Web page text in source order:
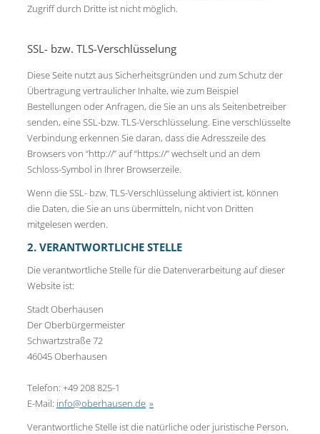
Zugriff durch Dritte ist nicht möglich.
SSL- bzw. TLS-Verschlüsselung
Diese Seite nutzt aus Sicherheitsgründen und zum Schutz der
Übertragung vertraulicher Inhalte, wie zum Beispiel
Bestellungen oder Anfragen, die Sie an uns als Seitenbetreiber
senden, eine SSL-bzw. TLS-Verschlüsselung. Eine verschlüsselte
Verbindung erkennen Sie daran, dass die Adresszeile des
Browsers von “http://” auf “https://” wechselt und an dem
Schloss-Symbol in Ihrer Browserzeile.
Wenn die SSL- bzw. TLS-Verschlüsselung aktiviert ist, können
die Daten, die Sie an uns übermitteln, nicht von Dritten
mitgelesen werden.
2. VERANTWORTLICHE STELLE
Die verantwortliche Stelle für die Datenverarbeitung auf dieser
Website ist:
Stadt Oberhausen
Der Oberbürgermeister
Schwartzstraße 72
46045 Oberhausen
Telefon: +49 208 825-1
E-Mail: info@oberhausen.de
Verantwortliche Stelle ist die natürliche oder juristische Person,